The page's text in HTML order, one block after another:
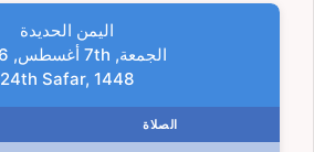
اليمن الحديدة
الجمعة, 7th أغسطس, 2026
24th Safar, 1448
الصلاة